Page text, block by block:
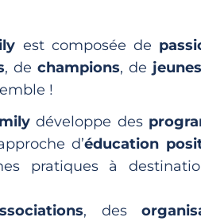
est composée de
, de champions, de jeunes
!
développe des
d’éducation
pratiques à
, des